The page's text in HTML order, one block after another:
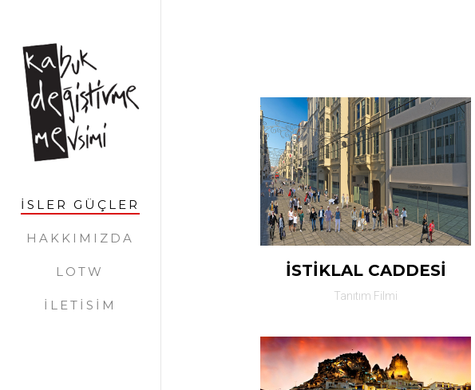
İSLER GÜÇLER
HAKKIMIZDA
LOTW
İLETİSİM
İSTİKLAL CADDESİ
Tanıtım Filmi